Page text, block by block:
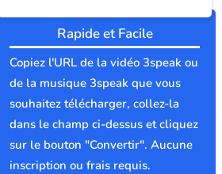
Rapide et Facile
Copiez l'URL de la vidéo 3speak ou
de la musique 3speak que vous
souhaitez télécharger, collez-la
dans le champ ci-dessus et cliquez
sur le bouton "Convertir". Aucune
inscription ou frais requis.